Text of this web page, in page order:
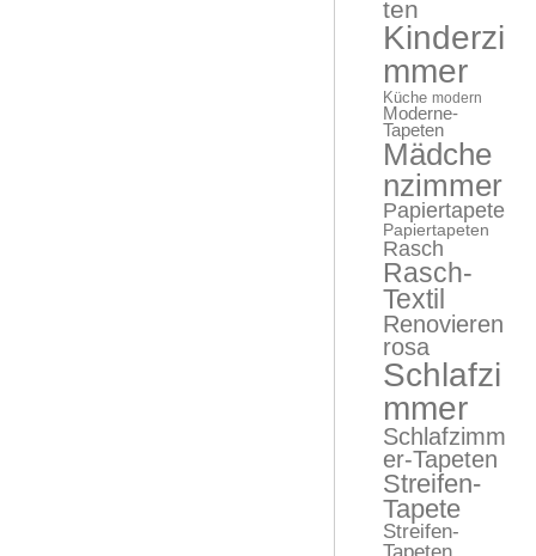
ten
Kinderzi
mmer
Küche modern
Moderne-
Tapeten
Mädche
nzimmer
Papiertapete
Papiertapeten
Rasch
Rasch-
Textil
Renovieren
rosa
Schlafzi
mmer
Schlafzimm
er-Tapeten
Streifen-
Tapete
Streifen-
Tapeten